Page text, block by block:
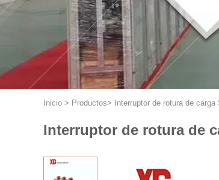
Inicio > Productos> Interruptor de rotura de carga
Interruptor de rotura de